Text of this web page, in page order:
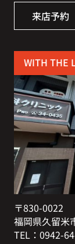
来店予約
WITH THE
〒830-0022
福岡県久留米
TEL：0942-